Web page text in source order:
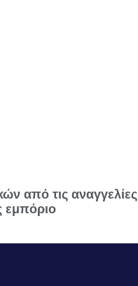
από τις αναγγελίες
εμπόριο